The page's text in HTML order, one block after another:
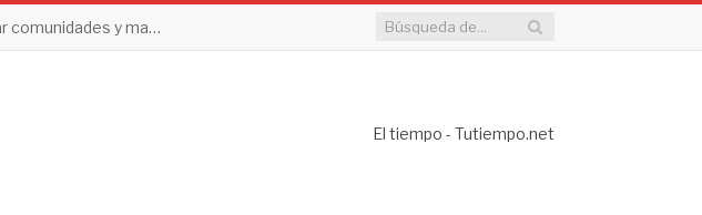
Erupción del Volcán de Fuego obliga a evacuar comunidades y mantiene en alerta a Guatemala
El tiempo - Tutiempo.net